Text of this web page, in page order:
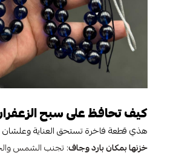
كيف تحافظ على سبح الزعفران؟
هذي قطعة فاخرة تستحق العناية وعلشان
خزنها بمكان بارد وجاف: تجنب الشمس والحرارة